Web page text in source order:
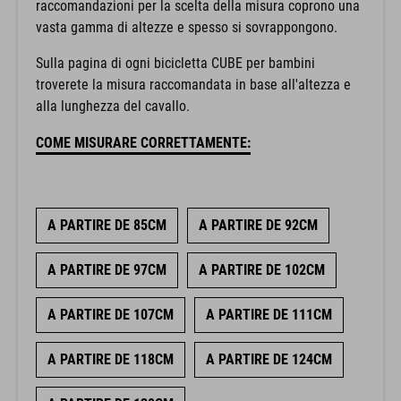
raccomandazioni per la scelta della misura coprono una
vasta gamma di altezze e spesso si sovrappongono.
Sulla pagina di ogni bicicletta CUBE per bambini
troverete la misura raccomandata in base all'altezza e
alla lunghezza del cavallo.
COME MISURARE CORRETTAMENTE:
A PARTIRE DE 85CM A PARTIRE DE 92CM
A PARTIRE DE 97CM A PARTIRE DE 102CM
A PARTIRE DE 107CM A PARTIRE DE 111CM
A PARTIRE DE 118CM A PARTIRE DE 124CM